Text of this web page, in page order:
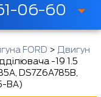
06-60
FORD > Двигун
-19 1.5
DS7Z6A785B,
BA)